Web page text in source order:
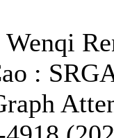
Wenqi
: